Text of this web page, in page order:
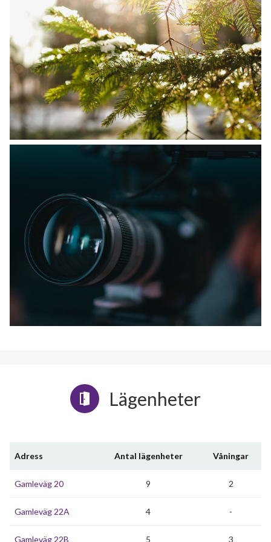
Lägenheter
Adress Antal lägenheter Våningar
Gamleväg 20 9 2
Gamleväg 22A 4 -
Gamleväg 22B 5 3